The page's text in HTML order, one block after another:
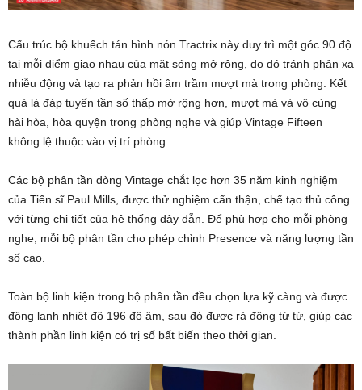
Cấu trúc bộ khuếch tán hình nón Tractrix này duy trì một góc 90 độ
tại mỗi điểm giao nhau của mặt sóng mở rộng, do đó tránh phản xạ
nhiễu động và tạo ra phản hồi âm trầm mượt mà trong phòng. Kết
quả là đáp tuyến tần số thấp mở rộng hơn, mượt mà và vô cùng
hài hòa, hòa quyện trong phòng nghe và giúp Vintage Fifteen
không lệ thuộc vào vị trí phòng.
Các bộ phân tần dòng Vintage chắt lọc hơn 35 năm kinh nghiệm
của Tiến sĩ Paul Mills, được thử nghiệm cẩn thận, chế tạo thủ công
với từng chi tiết của hệ thống dây dẫn. Để phù hợp cho mỗi phòng
nghe, mỗi bộ phân tần cho phép chỉnh Presence và năng lượng tần
số cao.
Toàn bộ linh kiện trong bộ phân tần đều chọn lựa kỹ càng và được
đông lạnh nhiệt độ 196 độ âm, sau đó được rả đông từ từ, giúp các
thành phần linh kiện có trị số bất biến theo thời gian.